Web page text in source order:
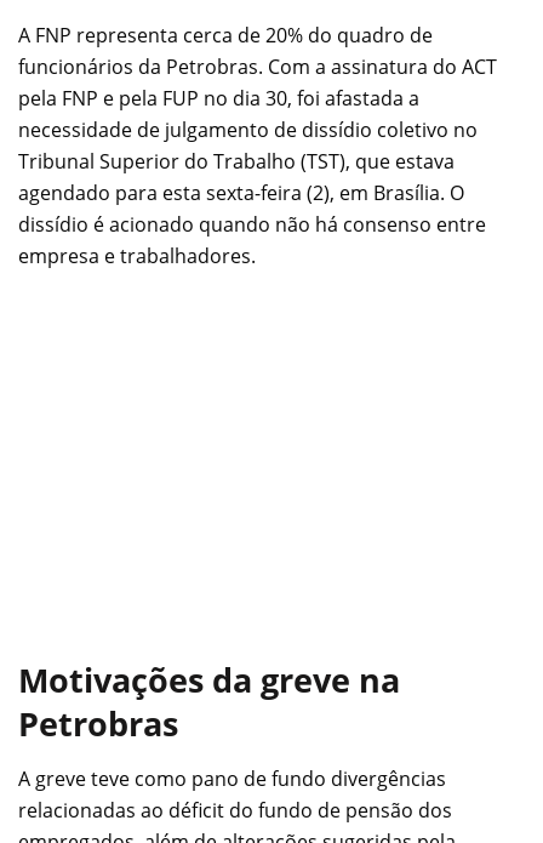
A FNP representa cerca de 20% do quadro de
funcionários da Petrobras. Com a assinatura do ACT
pela FNP e pela FUP no dia 30, foi afastada a
necessidade de julgamento de dissídio coletivo no
Tribunal Superior do Trabalho (TST), que estava
agendado para esta sexta-feira (2), em Brasília. O
dissídio é acionado quando não há consenso entre
empresa e trabalhadores.
Motivações da greve na
Petrobras
A greve teve como pano de fundo divergências
relacionadas ao déficit do fundo de pensão dos